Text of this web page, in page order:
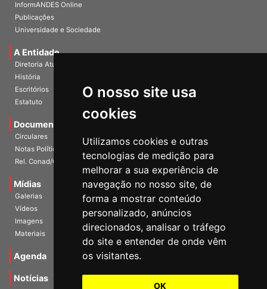
O nosso site usa
cookies
Utilizamos cookies e outras
tecnologias de medição para
melhorar a sua experiência de
navegação no nosso site, de
forma a mostrar conteúdo
personalizado, anúncios
direcionados, analisar o tráfego
do site e entender de onde vêm
os visitantes.
OK
InformANDES Online
Publicações
Universidade e Sociedade
A Entidade
Diretoria Atual
História
Escritórios
Estatuto
Documentos
Circulares
Notas Políticas
Rel. Conad/Congresso
Mídias
Galerias
Vídeos
Imagens
Materiais
Agenda
Notícias